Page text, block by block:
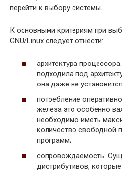
перейти к выбору системы.
К основными критериям при
GNU/Linux следует отнести:
архитектура
подходила под
она даже не
потребление
железа это особенно
необходимо иметь
количество свободной
программ;
сопровождаемость.
дистрибутивов,